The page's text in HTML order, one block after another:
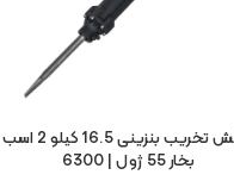
چکش تخریب بنزینی 16.5 کیلو 2 اسب
بخار 55 ژول | 6300